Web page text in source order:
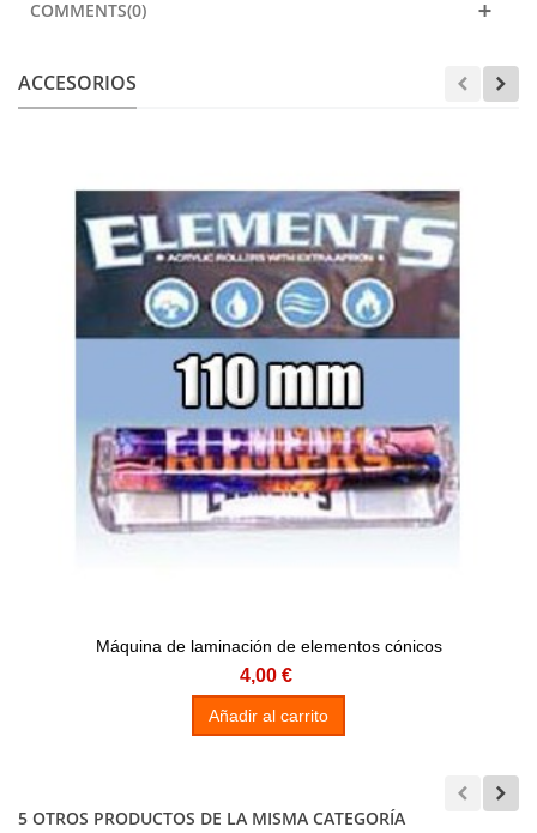
COMMENTS(0)
ACCESORIOS
Máquina de laminación de elementos cónicos
4,00 €
Añadir al carrito
5 OTROS PRODUCTOS DE LA MISMA CATEGORÍA